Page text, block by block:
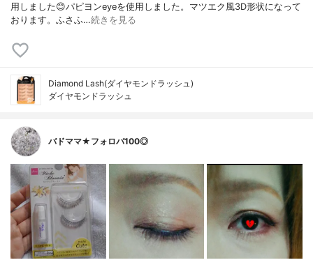
用しました😊パピヨンeyeを使用しました。マツエク風3D形状になって
おります。ふさふ…続きを見る
Diamond Lash(ダイヤモンドラッシュ)
ダイヤモンドラッシュ
バドママ★フォロバ100◎